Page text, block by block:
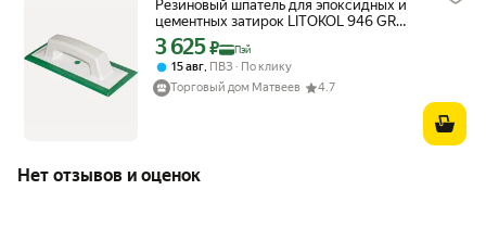
Резиновый шпатель для эпоксидных и
цементных затирок LITOKOL 946 GR
480780001
Цена с картой Яндекс Пэй 3625 ₽ вместо
3 625₽ Пэй
15 авг ПВЗ
По клику
Торговый дом Матвеев
4.7
Нет отзывов и оценок